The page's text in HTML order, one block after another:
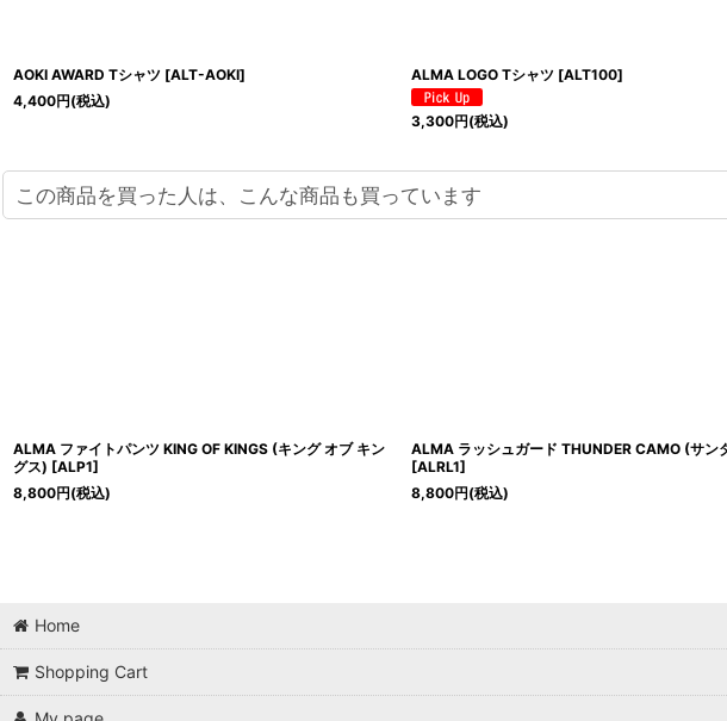
AOKI AWARD Tシャツ [ALT-AOKI]
4,400円(税込)
ALMA LOGO Tシャツ [ALT100]
3,300円(税込)
この商品を買った人は、こんな商品も買っています
ALMA ファイトパンツ KING OF KINGS (キング オブ キン
グス) [ALP1]
8,800円(税込)
ALMA ラッシュガード THUNDER CAMO (サン
[ALRL1]
8,800円(税込)
Home
Shopping Cart